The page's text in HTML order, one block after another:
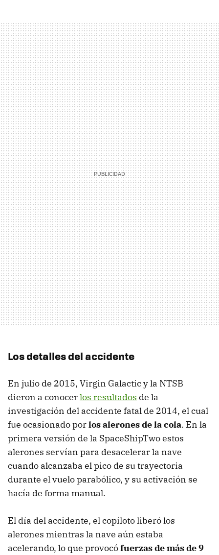
Los detalles del accidente
En julio de 2015, Virgin Galactic y la NTSB
dieron a conocerlos resultados de la
investigación del accidente fatal de 2014, el cual
fue ocasionado porlos alerones de la cola. En la
primera versión de la SpaceShipTwo estos
alerones servían para desacelerar la nave
cuando alcanzaba el pico de su trayectoria
durante el vuelo parabólico, y su activación se
hacía de forma manual.
El día del accidente, el copiloto liberó los
alerones mientras la nave aún estaba
acelerando, lo que provocófuerzas de más de 9